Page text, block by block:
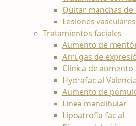
Quitar manchas de
Lesiones vasculares
Tratamientos faciales
Aumento de
Arrugas de
Clínica de aumento
Hydrafacial Valencia
Aumento de
Linea mandibular
Lipoatrofia facial